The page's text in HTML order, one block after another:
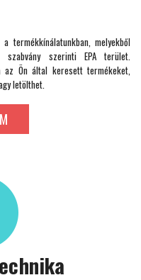
termékkínálatunkban, melyekből
szerinti EPA terület.
az Ön által keresett termékeket,
letölthet.